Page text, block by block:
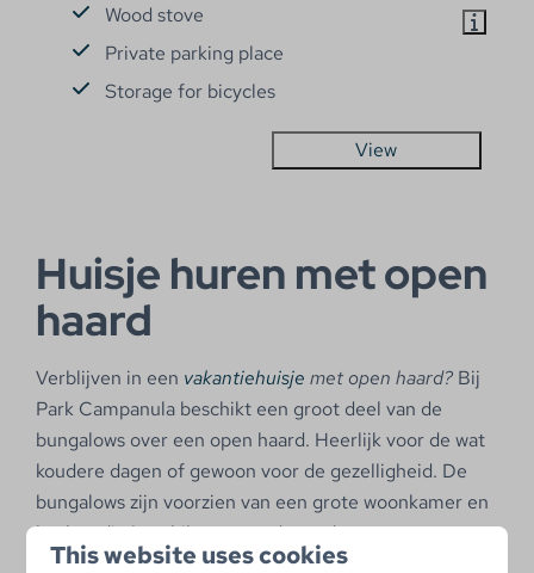
Wood stove
Private parking place
Storage for bicycles
View
Huisje huren met open
haard
Verblijven in een vakantiehuisje met open haard? Bij
Park Campanula beschikt een groot deel van de
bungalows over een open haard. Heerlijk voor de wat
koudere dagen of gewoon voor de gezelligheid. De
bungalows zijn voorzien van een grote woonkamer en
keuken die beschikt over onder andere een
afwasmachine, oven en magnetron. De moderne
This website uses cookies